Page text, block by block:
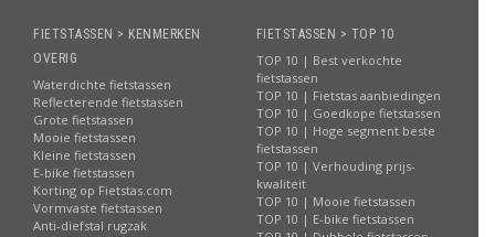
FIETSTASSEN > KENMERKEN
OVERIG
Waterdichte fietstassen
Reflecterende fietstassen
Grote fietstassen
Mooie fietstassen
Kleine fietstassen
E-bike fietstassen
Korting op Fietstas.com
Vormvaste fietstassen
Anti-diefstal rugzak
FIETSTASSEN > TOP 10
TOP 10 | Best verkochte
fietstassen
TOP 10 | Fietstas aanbiedingen
TOP 10 | Goedkope fietstassen
TOP 10 | Hoge segment beste
fietstassen
TOP 10 | Verhouding prijs-
kwaliteit
TOP 10 | Mooie fietstassen
TOP 10 | E-bike fietstassen